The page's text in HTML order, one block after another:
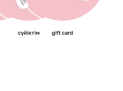
сүйіктім gift card